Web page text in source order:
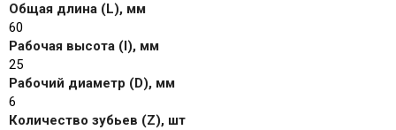
Общая длина (L), мм
60
Рабочая высота (I), мм
25
Рабочий диаметр (D), мм
6
Количество зубьев (Z), шт